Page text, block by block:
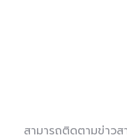
สามารถติดตามข่าว